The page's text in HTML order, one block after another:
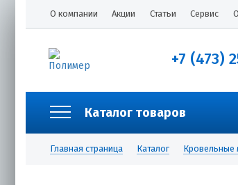
О компании Акции Статьи Сервис
+7 (473)
Каталог товаров
Главная страница Каталог Кровельные